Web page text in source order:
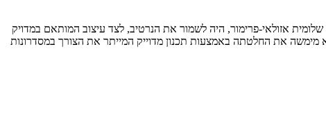
אזולאי-פרימור, היה לשמור את הנרטיב, לצד עיצוב המותאם במדויק
את החלטתה באמצעות תכנון מדוייק המייתר את הצורך במסדרונות